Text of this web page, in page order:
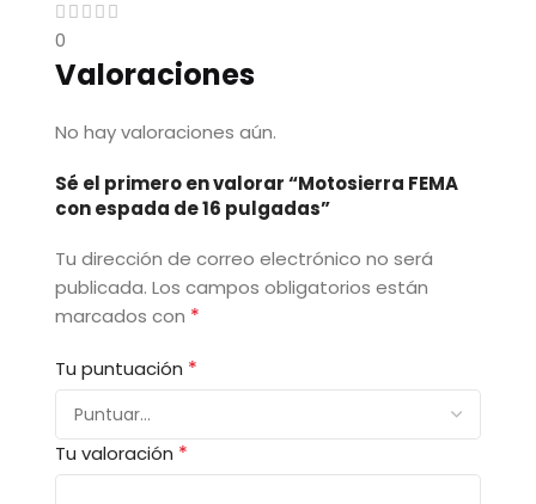
0
Valoraciones
No hay valoraciones aún.
Sé el primero en valorar “Motosierra FEMA
con espada de 16 pulgadas”
Tu dirección de correo electrónico no será
publicada. Los campos obligatorios están
marcados con *
Tu puntuación *
Tu valoración *